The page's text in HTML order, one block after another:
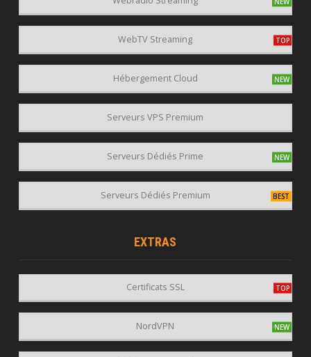
WebTV Streaming
Hébergement Cloud
Serveurs VPS Premium
Serveurs Dédiés Prime
Serveurs Dédiés Premium
EXTRAS
Certificats SSL
NordVPN